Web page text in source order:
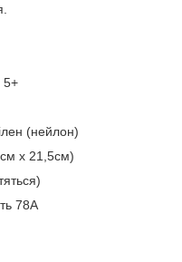
5+
(нейлон)
х 21,5см)
78А